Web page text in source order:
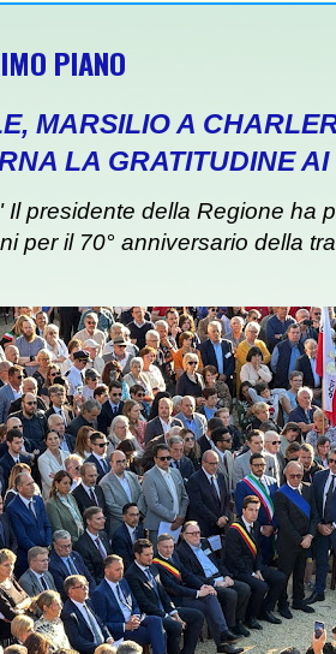
PIANO
MARSILIO A
LA GRATITUDINE
Il presidente della Regione ha
per il 70° anniversario della